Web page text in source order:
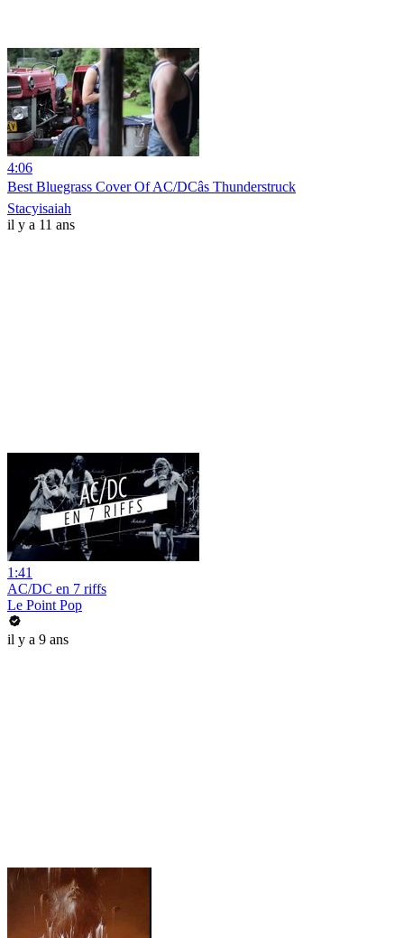
4:06
Best Bluegrass Cover Of AC/DCâs Thunderstruck
Stacyisaiah
il y a 11 ans
1:41
AC/DC en 7 riffs
Le Point Pop
il y a 9 ans